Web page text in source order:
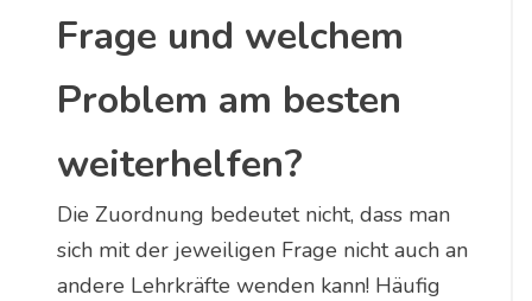
Frage und welchem
Problem am besten
weiterhelfen?
Die Zuordnung bedeutet nicht, dass man
sich mit der jeweiligen Frage nicht auch an
andere Lehrkräfte wenden kann! Häufig